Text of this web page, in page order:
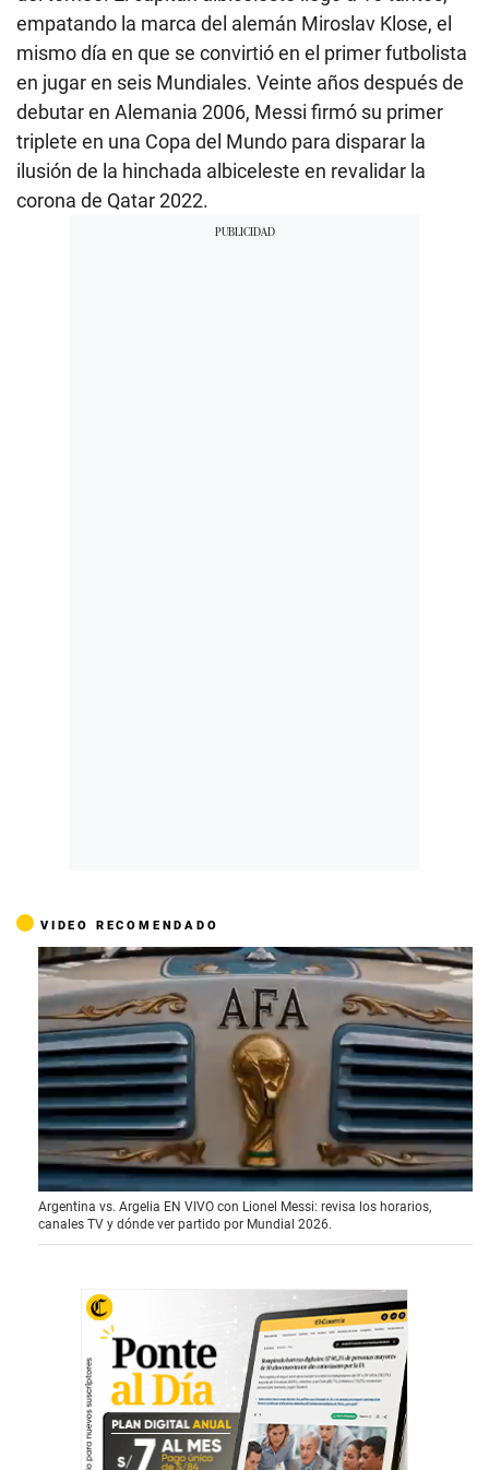
empatando la marca del alemán Miroslav Klose, el
mismo día en que se convirtió en el primer futbolista
en jugar en seis Mundiales. Veinte años después de
debutar en Alemania 2006, Messi firmó su primer
triplete en una Copa del Mundo para disparar la
ilusión de la hinchada albiceleste en revalidar la
corona de Qatar 2022.
VIDEO RECOMENDADO
0
o
f
1
Argentina vs. Argelia EN VIVO con Lionel Messi: revisa los horarios,
canales TV y dónde ver partido por Mundial 2026.